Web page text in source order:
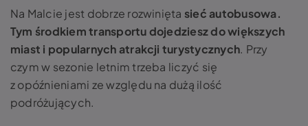
Na Malcie jest dobrze rozwinięta sieć autobusowa.
Tym środkiem transportu dojedziesz do większych
miast i popularnych atrakcji turystycznych. Przy
czym w sezonie letnim trzeba liczyć się
z opóźnieniami ze względu na dużą ilość
podróżujących.